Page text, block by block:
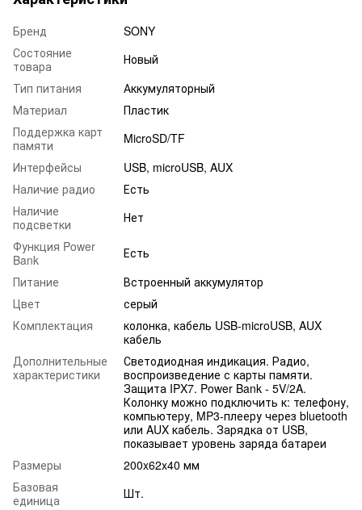
Бренд
SONY
Состояние
товара
Новый
Тип питания
Аккумуляторный
Материал
Пластик
Поддержка карт
памяти
MicroSD/TF
Интерфейсы
USB, microUSB, AUX
Наличие радио
Есть
Наличие
подсветки
Нет
Функция Power
Bank
Есть
Питание
Встроенный аккумулятор
Цвет
серый
Комплектация
колонка, кабель USB-microUSB, AUX
кабель
Дополнительные
характеристики
Светодиодная индикация. Радио,
воспроизведение с карты памяти.
Защита IPX7. Power Bank - 5V/2A.
Колонку можно подключить к: телефону,
компьютеру, MP3-плееру через bluetooth
или AUX кабель. Зарядка от USB,
показывает уровень заряда батареи
Размеры
200x62x40 мм
Базовая
единица
Шт.